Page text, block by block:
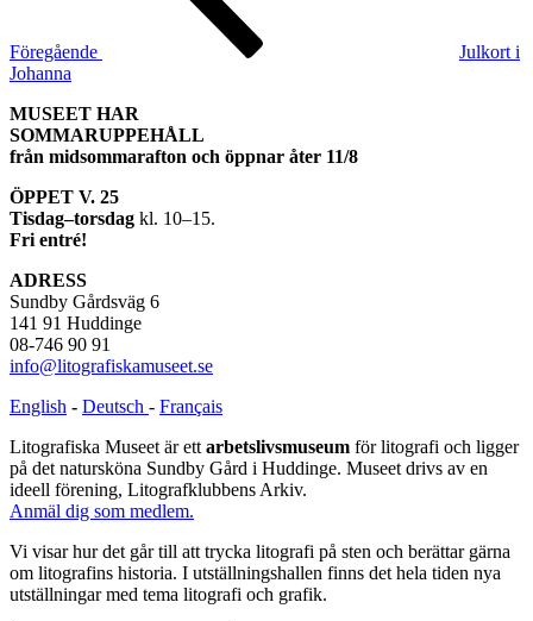
Föregående
Julkort i
Johanna
MUSEET HAR
SOMMARUPPEHÅLL
från midsommarafton och öppnar åter 11/8
ÖPPET V. 25
Tisdag–torsdag kl. 10–15.
Fri entré!
ADRESS
Sundby Gårdsväg 6
141 91 Huddinge
08-746 90 91
info@litografiskamuseet.se
English - Deutsch - Français
Litografiska Museet är ett arbetslivsmuseum för litografi och ligger
på det natursköna Sundby Gård i Huddinge. Museet drivs av en
ideell förening, Litografklubbens Arkiv.
Anmäl dig som medlem.
Vi visar hur det går till att trycka litografi på sten och berättar gärna
om litografins historia. I utställningshallen finns det hela tiden nya
utställningar med tema litografi och grafik.